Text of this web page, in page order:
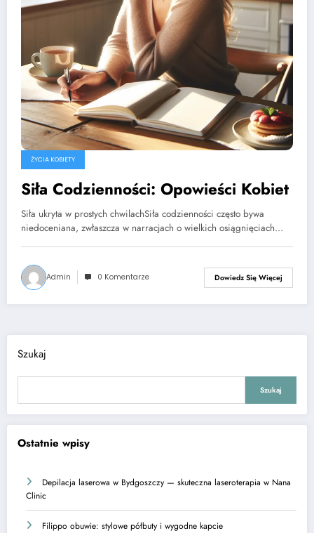
ŻYCIA KOBIETY
Siła Codzienności: Opowieści Kobiet
Siła ukryta w prostych chwilachSiła codzienności często bywa
niedoceniana, zwłaszcza w narracjach o wielkich osiągnięciach…
Admin 0 Komentarze Dowiedz Się Więcej
Szukaj
Szukaj
Ostatnie wpisy
Depilacja laserowa w Bydgoszczy — skuteczna laseroterapia w Nana
Clinic
Filippo obuwie: stylowe półbuty i wygodne kapcie